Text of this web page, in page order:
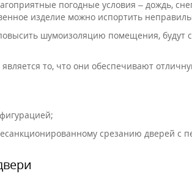
погодные условия – дождь,
изделие можно испортить
шумоизоляцию помещения, будут
то, что они обеспечивают
срезанию дверей с